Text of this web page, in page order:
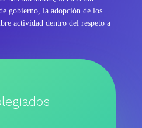
gobierno, la adopción de los
actividad dentro del respeto a